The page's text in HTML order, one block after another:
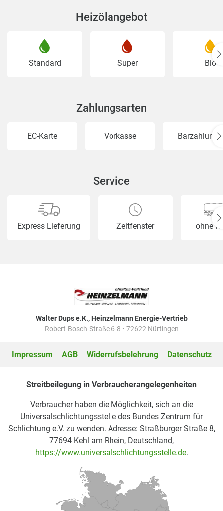
Heizölangebot
Standard Super Bio
Zahlungsarten
EC-Karte Vorkasse Barzahlung
Service
Express Lieferung Zeitfenster ohne
Walter Dups e.K., Heinzelmann Energie-Vertrieb
Robert-Bosch-Straße 6-8 • 72622 Nürtingen
Impressum AGB Widerrufsbelehrung Datenschutz
Streitbeilegung in Verbraucherangelegenheiten
Verbraucher haben die Möglichkeit, sich an die
Universalschlichtungsstelle des Bundes Zentrum für
Schlichtung e.V. zu wenden. Adresse: Straßburger Straße 8,
77694 Kehl am Rhein, Deutschland,
https://www.universalschlichtungsstelle.de.